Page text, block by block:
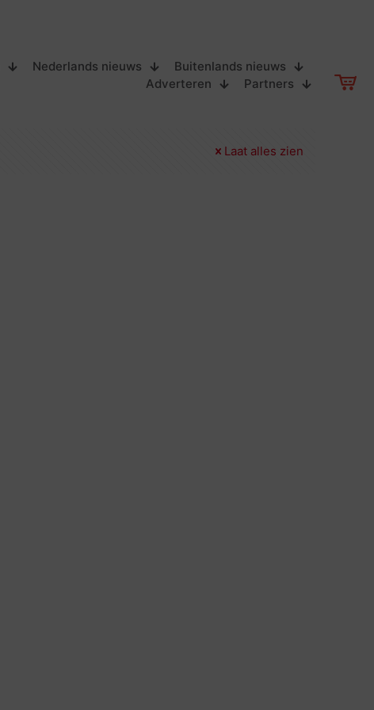
Nederlands nieuws
Buitenlands nieuws
Adverteren
Partners
Laat alles zien